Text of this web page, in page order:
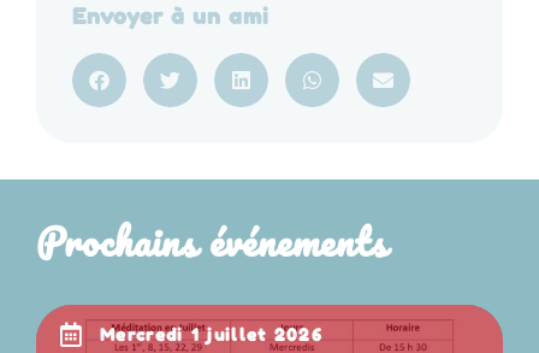
Envoyer à un ami
Prochains événements
mercredi 1 juillet 2026